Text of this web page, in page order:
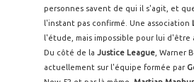
personnes savent de qui il s'agit, et
l'instant pas confirmé. Une association
l'étude, mais impossible pour lui d'être
Du côté de la Justice League , Warner
actuellement sur l'équipe formée par